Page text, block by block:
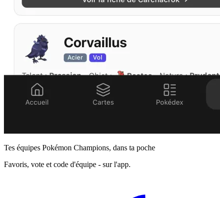
Tes équipes Pokémon Champions, dans ta poche
Favoris, vote et code d'équipe - sur l'app.